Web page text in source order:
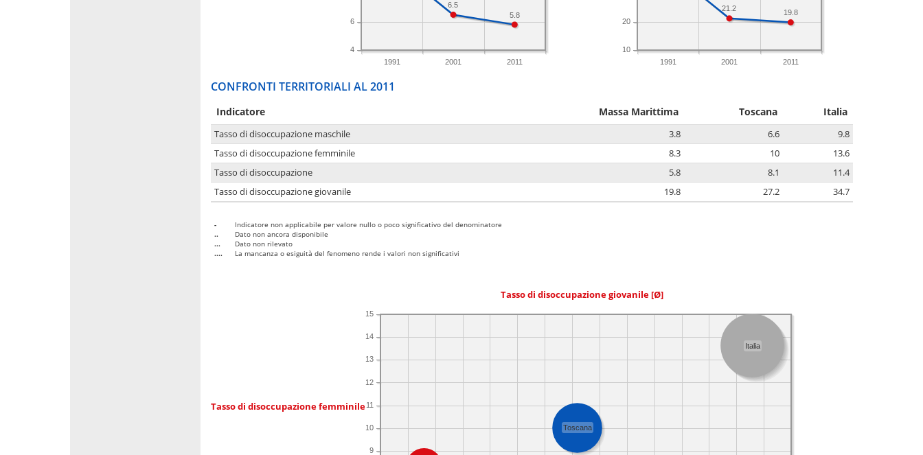
1991 2001 2011
4
6
5.8
6.5
1991 2001 2011
10
20
19.8
21.2
CONFRONTI TERRITORIALI AL 2011
Indicatore Massa Marittima Toscana Italia
Tasso di disoccupazione maschile 3.8 6.6
9.8
Tasso di disoccupazione femminile
8.3 10
13.6
Tasso di disoccupazione
5.8 8.1
11.4
Tasso di disoccupazione giovanile
19.8 27.2 34.7
-
Indicatore non applicabile per valore nullo o poco significativo del denominatore
..
Dato non ancora disponibile
...
Dato non rilevato
....
La mancanza o esiguità del fenomeno rende i valori non significativi
Tasso di disoccupazione giovanile [Ø]
Tasso di disoccupazione femminile
9
10
11
12
13
14
15
Italia
Toscana